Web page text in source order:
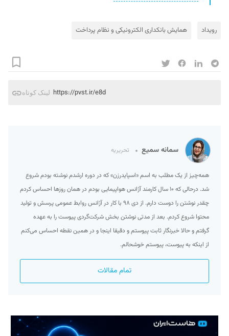
رویداد همایش بانکداری الکترونیکی و نظام پرداخت
لینک کوتاه https://pvst.ir/e8d
سمانه سمیع تحریریه
همه‌چیز از یک مطلب به اسم «اسپایدرزن» که در دوره ارشدم نوشته بودم شروع
شد. درحالی که ۱۰ سال کارمند آژانس هواپیمایی بودم در همان روزها احساس کردم
چقدر نوشتن را دوست دارم. از دی ۹۸ با کار در آژانس روابط عمومی پرسش و تولید
محتوا شروع کردم. بعد از مدتی نوشتن بخش شرکت‌گردی پیوست را به عهده
گرفتم و حالا خبرنگار ثابت پیوستم و دقیقا اینجا و در همین نقطه احساس می‌کنم
از اینکه به پیوست، پیوستم خوشحالم.
تمام مقالات